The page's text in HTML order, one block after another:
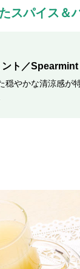
スパイス＆
ント／Spearmint
穏やかな清涼感が